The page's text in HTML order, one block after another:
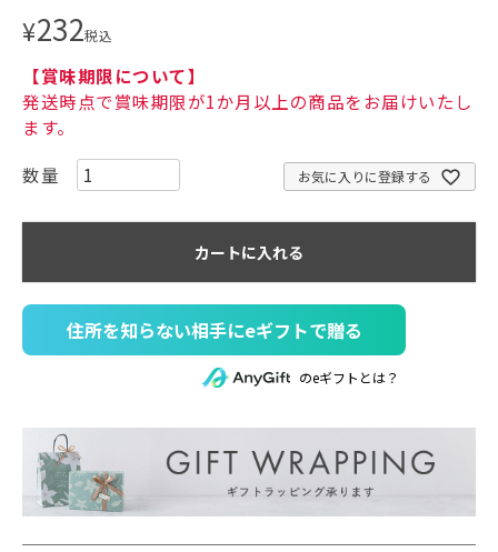
¥232税込
【賞味期限について】
発送時点で賞味期限が1か月以上の商品をお届けいたし
ます。
お気に入りに登録する
カートに入れる
住所を知らない相手にeギフトで贈る
のeギフトとは？